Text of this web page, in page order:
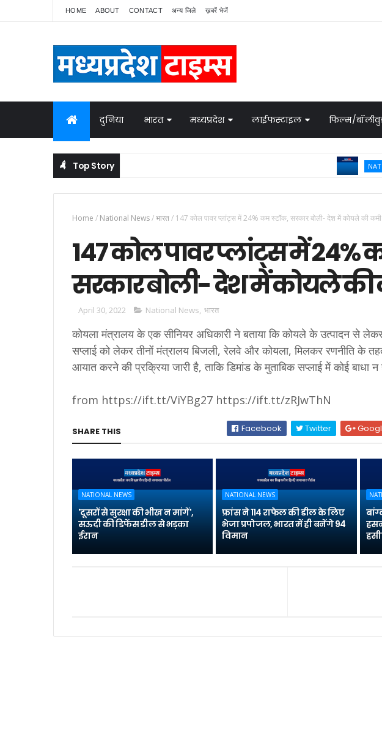
HOME ABOUT CONTACT अन्य जिले ख़बरें भेजें
दुनिया भारत मध्यप्रदेश लाईफस्टाइल फिल्म/
Top Story NATIONAL
Home / National News/भारत/ 147 कोल पावर प्लांट्स में 24% कम स्टॉक, सरकार बोली- देश में कोयले की कमी
147 कोल पावर प्लांट्स में 24%
सरकार बोली- देश में कोयले की
April 30, 2022 National News, भारत
कोयला मंत्रालय के एक सीनियर अधिकारी ने बताया कि कोयले के उत्पादन से
सप्लाई को लेकर तीनों मंत्रालय बिजली, रेलवे और कोयला, मिलकर रणनीति के
आयात करने की प्रक्रिया जारी है, ताकि डिमांड के मुताबिक सप्लाई में कोई बाधा न
from https://ift.tt/ViYBg27 https://ift.tt/zRJwThN
SHARE THIS Facebook Twitter
NATIONAL NEWS
'दूसरों से सुरक्षा की भीख न मांगें',
सऊदी की डिफेंस डील से भड़का
ईरान
NATIONAL NEWS
फ्रांस ने 114 राफेल की डील के लिए
भेजा प्रपोजल, भारत में ही बनेंगे 94
विमान